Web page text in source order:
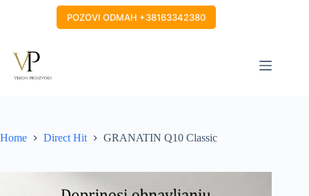
POZOVI ODMAH +38163342380
Home Direct Hit GRANATIN Q10 Classic